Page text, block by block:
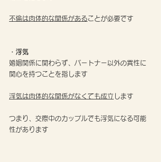
不倫は肉体的な関係があることが必要です
・浮気
婚姻関係に関わらず、パートナー以外の異性に
関心を持つことを指します
浮気は肉体的な関係がなくても成立 します
つまり、交際中のカップルでも浮気になる可能
性があります